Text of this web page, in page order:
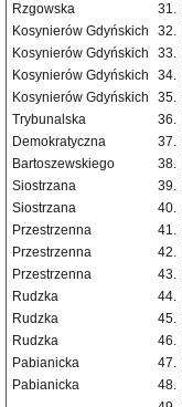
Rzgowska
31.
Kosynierów Gdyńskich
32.
Kosynierów Gdyńskich
33.
Kosynierów Gdyńskich
34.
Kosynierów Gdyńskich
35.
Trybunalska
36.
Demokratyczna
37.
Bartoszewskiego
38.
Siostrzana
39.
Siostrzana
40.
Przestrzenna
41.
Przestrzenna
42.
Przestrzenna
43.
Rudzka
44.
Rudzka
45.
Rudzka
46.
Pabianicka
47.
Pabianicka
48.